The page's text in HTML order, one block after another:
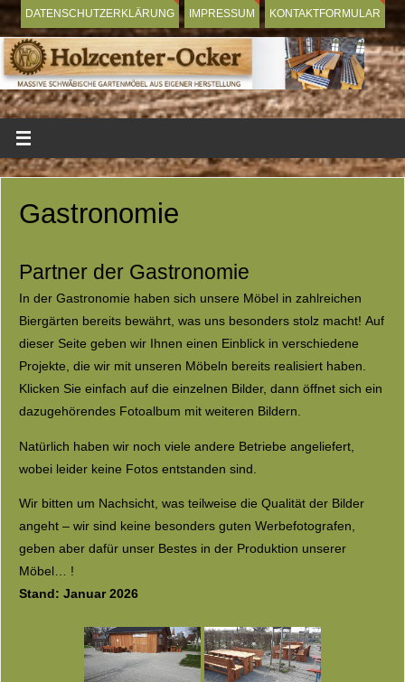
DATENSCHUTZERKLÄRUNG IMPRESSUM KONTAKTFORMULAR
Gastronomie
Partner der Gastronomie
In der Gastronomie haben sich unsere Möbel in zahlreichen
Biergärten bereits bewährt, was uns besonders stolz macht! Auf
dieser Seite geben wir Ihnen einen Einblick in verschiedene
Projekte, die wir mit unseren Möbeln bereits realisiert haben.
Klicken Sie einfach auf die einzelnen Bilder, dann öffnet sich ein
dazugehörendes Fotoalbum mit weiteren Bildern.
Natürlich haben wir noch viele andere Betriebe angeliefert,
wobei leider keine Fotos entstanden sind.
Wir bitten um Nachsicht, was teilweise die Qualität der Bilder
angeht – wir sind keine besonders guten Werbefotografen,
geben aber dafür unser Bestes in der Produktion unserer
Möbel… !
Stand: Januar 2026